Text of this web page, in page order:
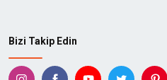
Bizi Takip Edin